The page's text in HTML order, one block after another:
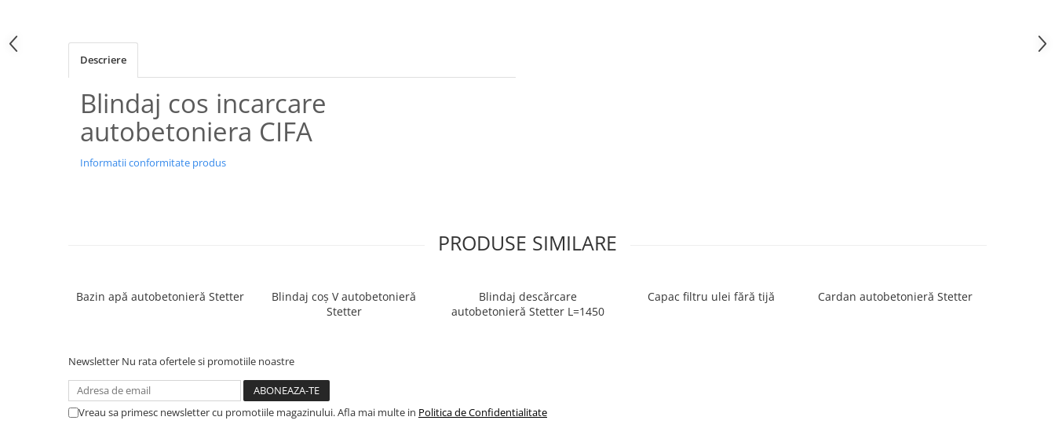
Descriere
Blindaj cos incarcare
autobetoniera CIFA
Informatii conformitate produs
PRODUSE SIMILARE
Bazin apă autobetonieră Stetter
Blindaj coș V autobetonieră
Stetter
Blindaj descărcare
autobetonieră Stetter L=1450
Capac filtru ulei fără tijă Cardan autobetonieră Stetter
Newsletter Nu rata ofertele si promotiile noastre
Vreau sa primesc newsletter cu promotiile magazinului. Afla mai multe in Politica de Confidentialitate